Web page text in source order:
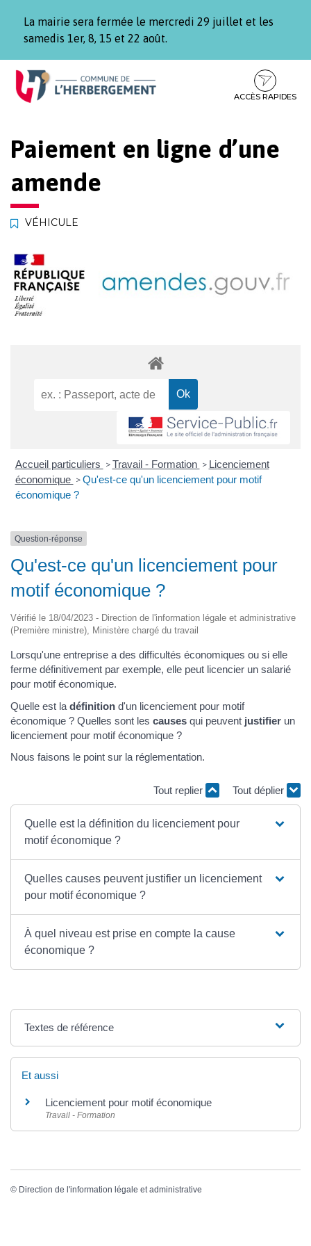
La mairie sera fermée le mercredi 29 juillet et les
samedis 1er, 8, 15 et 22 août.
Aller
Aller
contenu
Aller
pied
ACCÈS RAPIDES
Paiement en ligne d’une
amende
VÉHICULE
Accueil particuliers > Travail - Formation > Licenciement
économique > Qu'est-ce qu'un licenciement pour motif
économique ?
Question-réponse
Qu'est-ce qu'un licenciement pour
motif économique ?
Vérifié le 18/04/2023 - Direction de l'information légale et administrative
(Première ministre), Ministère chargé du travail
Lorsqu'une entreprise a des difficultés économiques ou si elle
ferme définitivement par exemple, elle peut licencier un salarié
pour motif économique.
Quelle est la définition d'un licenciement pour motif
économique ? Quelles sont les causes qui peuvent justifier un
licenciement pour motif économique ?
Nous faisons le point sur la réglementation.
Tout replier Tout déplier
Quelle est la définition du licenciement pour
motif économique ?
Quelles causes peuvent justifier un licenciement
pour motif économique ?
À quel niveau est prise en compte la cause
économique ?
Textes de référence
Et aussi
Licenciement pour motif économique
Travail - Formation
© Direction de l'information légale et administrative